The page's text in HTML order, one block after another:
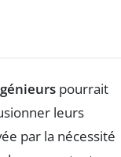
pourrait
leurs
par la nécessité